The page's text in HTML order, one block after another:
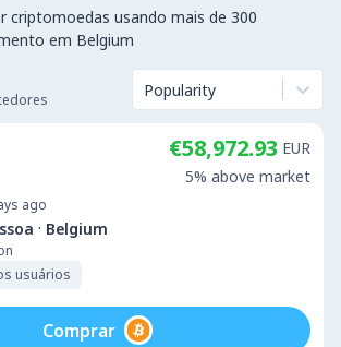
criptomoedas usando mais de 300
em Belgium
Popularity
ago
· Belgium
usuários
€58,972.93 EUR
5% above market
Comprar